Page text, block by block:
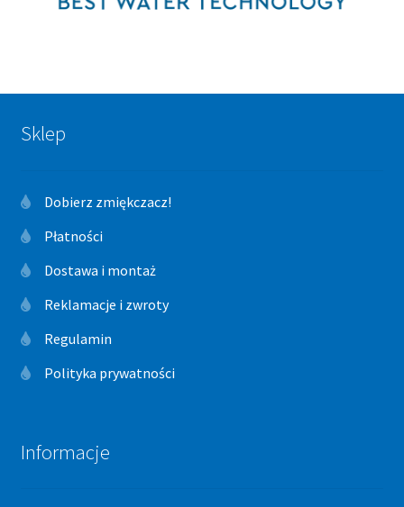
Sklep
Dobierz zmiękczacz!
Płatności
Dostawa i montaż
Reklamacje i zwroty
Regulamin
Polityka prywatności
Informacje